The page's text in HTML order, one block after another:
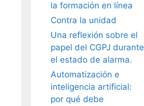
la formación en línea
Contra la unidad
Una reflexión sobre el
papel del CGPJ durante
el estado de alarma.
Automatización e
inteligencia artificial:
por qué debe